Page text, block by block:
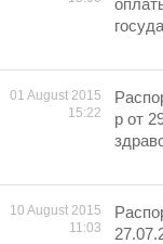
01 August 2015
15:22
р от
10 August 2015
11:03